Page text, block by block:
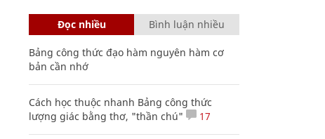
Đọc nhiều Bình luận nhiều
Bảng công thức đạo hàm nguyên hàm cơ
bản cần nhớ
Cách học thuộc nhanh Bảng công thức
lượng giác bằng thơ, "thần chú"
17